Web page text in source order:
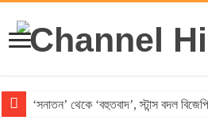
‘সনাতন’ থেকে ‘বহুতবাদ’, স্টান্স বদল